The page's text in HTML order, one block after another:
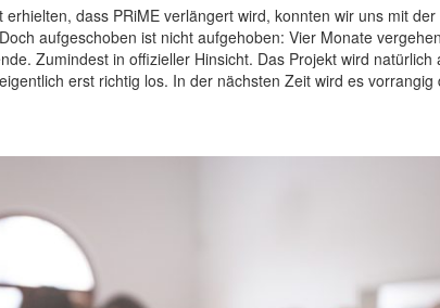
dass PRiME verlängert wird, konnten wir uns mit
aufgeschoben ist nicht aufgehoben: Vier Monate
Zumindest in offizieller Hinsicht. Das Projekt wird natürlich
erst richtig los. In der nächsten Zeit wird es vorrangig